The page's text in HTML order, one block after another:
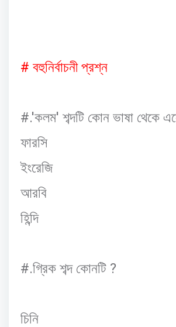
# বহুনির্বাচনী প্রশ্ন
#.'কলম' শব্দটি কোন ভাষা থেকে
ফারসি
ইংরেজি
আরবি
হিন্দি
#.গ্রিক শব্দ কোনটি ?
চিনি